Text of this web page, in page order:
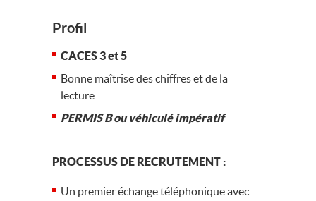
Profil
CACES 3 et 5
Bonne maîtrise des chiffres et de la
lecture
PERMIS B ou véhiculé impératif
PROCESSUS DE RECRUTEMENT :
Un premier échange téléphonique avec